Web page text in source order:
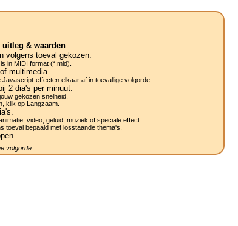
& waarden
volgens toeval gekozen.
in MIDI format (*.mid).
multimedia.
effecten elkaar af in toevallige volgorde.
2 dia's per minuut.
gekozen snelheid.
klik op Langzaam.
video, geluid, muziek of speciale effect.
toeval bepaald met losstaande thema's.
...
volgorde.